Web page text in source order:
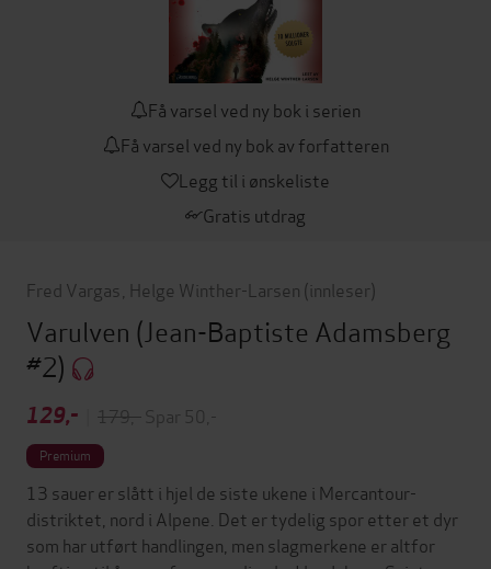
Få varsel ved ny bok i serien
Få varsel ved ny bok av forfatteren
Legg til i ønskeliste
Gratis utdrag
Fred Vargas Helge Winther-Larsen (innleser)
Varulven (Jean-Baptiste Adamsberg
#2)
129,- 179,- Spar 50,-
Premium
13 sauer er slått i hjel de siste ukene i Mercantour-
distriktet, nord i Alpene. Det er tydelig spor etter et dyr
som har utført handlingen, men slagmerkene er altfor